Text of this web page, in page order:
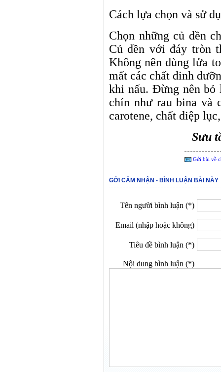
Cách lựa chọn và sử
Chọn những củ dền
Củ dền với đáy tròn
Không nên dùng lửa
mất các chất dinh
khi nấu. Đừng nên bỏ
chín như rau bina và
carotene, chất diệp
Sưu tầm(
Gửi bài về
GỞI CẢM NHẬN - BÌNH LUẬN BÀI NÀY
Tên người bình luận (*)
Email (nhập hoặc không)
Tiêu đề bình luận (*)
Nội dung bình luận (*)